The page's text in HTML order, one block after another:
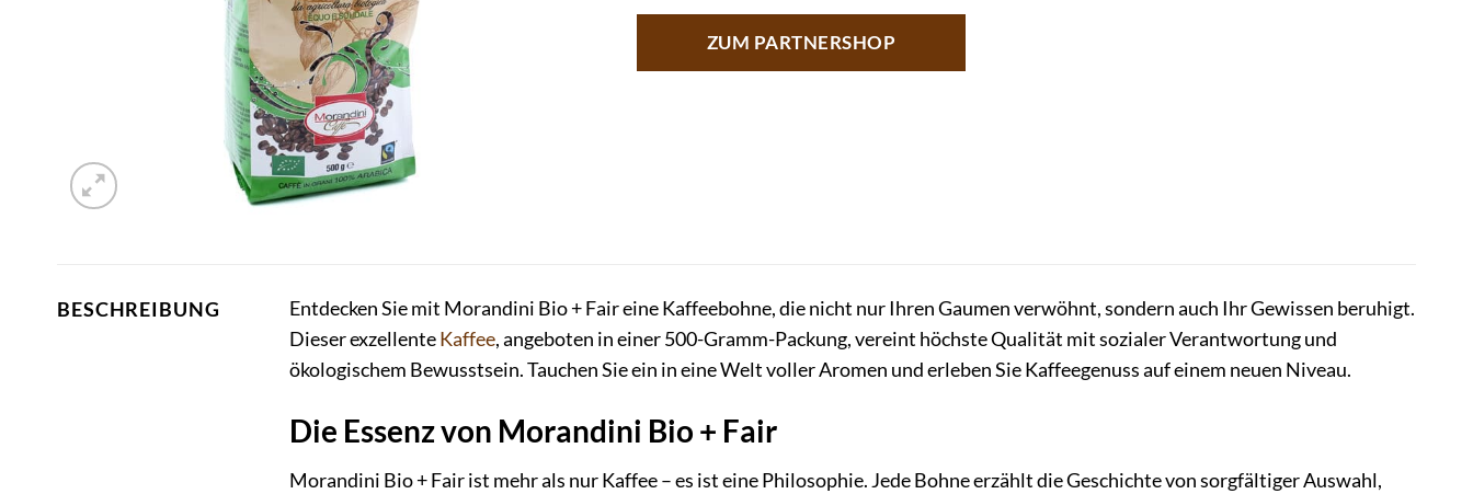
ZUM PARTNERSHOP
BESCHREIBUNG
Entdecken Sie mit Morandini Bio + Fair eine Kaffeebohne, die nicht nur Ihren Gaumen verwöhnt, sondern auch Ihr Gewissen beruhigt.
Dieser exzellenteKaffee, angeboten in einer 500-Gramm-Packung, vereint höchste Qualität mit sozialer Verantwortung und
ökologischem Bewusstsein. Tauchen Sie ein in eine Welt voller Aromen und erleben Sie Kaffeegenuss auf einem neuen Niveau.
Die Essenz von Morandini Bio + Fair
Morandini Bio + Fair ist mehr als nur Kaffee – es ist eine Philosophie. Jede Bohne erzählt die Geschichte von sorgfältiger Auswahl,